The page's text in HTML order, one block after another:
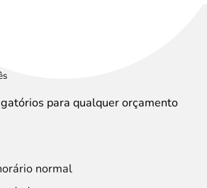
para qualquer orçamento
normal